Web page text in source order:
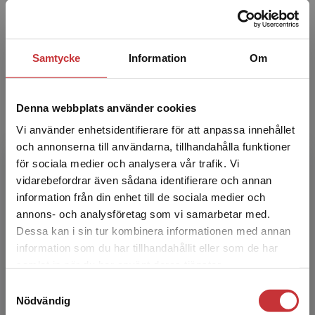
Samtycke Information Om
Denna webbplats använder cookies
Vi använder enhetsidentifierare för att anpassa innehållet
och annonserna till användarna, tillhandahålla funktioner
för sociala medier och analysera vår trafik. Vi
vidarebefordrar även sådana identifierare och annan
information från din enhet till de sociala medier och
annons- och analysföretag som vi samarbetar med.
Dessa kan i sin tur kombinera informationen med annan
information som du har tillhandahållit eller som de har
Nödvändig
Begränsad fraktregion
Det verkar som att du besöker
studentlitteratur.se via en enhet utanför Sverige.
Vi erbjuder inte leveranser utanför Sverige. För
att kunna slutföra ett köp måste
Alexandru Panican professor i socialt arbete
vid Institutionen för beteende-, social- och
brett for...
Susanna Alakoski
flera romaner och två dagboksessäer. Hon har